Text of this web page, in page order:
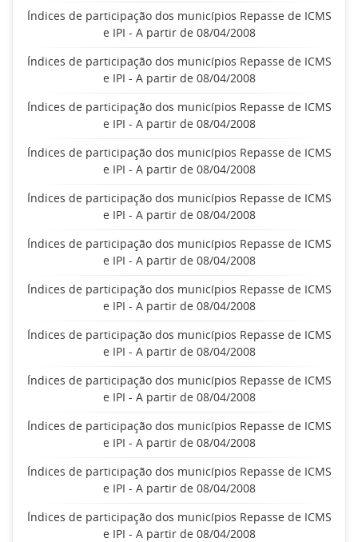
Índices de participação dos municípios Repasse de ICMS
e IPI - A partir de 08/04/2008
Índices de participação dos municípios Repasse de ICMS
e IPI - A partir de 08/04/2008
Índices de participação dos municípios Repasse de ICMS
e IPI - A partir de 08/04/2008
Índices de participação dos municípios Repasse de ICMS
e IPI - A partir de 08/04/2008
Índices de participação dos municípios Repasse de ICMS
e IPI - A partir de 08/04/2008
Índices de participação dos municípios Repasse de ICMS
e IPI - A partir de 08/04/2008
Índices de participação dos municípios Repasse de ICMS
e IPI - A partir de 08/04/2008
Índices de participação dos municípios Repasse de ICMS
e IPI - A partir de 08/04/2008
Índices de participação dos municípios Repasse de ICMS
e IPI - A partir de 08/04/2008
Índices de participação dos municípios Repasse de ICMS
e IPI - A partir de 08/04/2008
Índices de participação dos municípios Repasse de ICMS
e IPI - A partir de 08/04/2008
Índices de participação dos municípios Repasse de ICMS
e IPI - A partir de 08/04/2008